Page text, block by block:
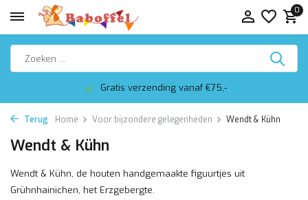
0
Altijd mooi ingepakt
Terug Home Voor bijzondere gelegenheden Wendt & Kühn
Wendt & Kühn
Wendt & Kühn, de houten handgemaakte figuurtjes uit
Grühnhainichen, het Erzgebergte.